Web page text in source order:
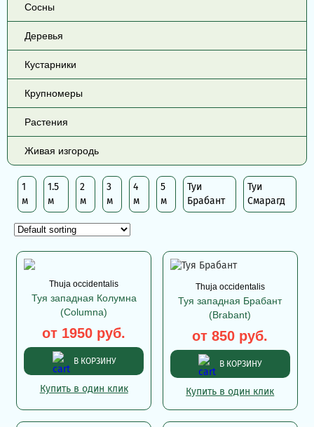
Сосны
Деревья
Кустарники
Крупномеры
Растения
Живая изгородь
1
м
1.5
м
2
м
3
м
4
м
5
м
Туи
Брабант
Туи
Смарагд
Thuja occidentalis
Туя западная Колумна
(Columna)
от 1950 руб.
В КОРЗИНУ
Купить в один клик
Thuja occidentalis
Туя западная Брабант
(Brabant)
от 850 руб.
В КОРЗИНУ
Купить в один клик